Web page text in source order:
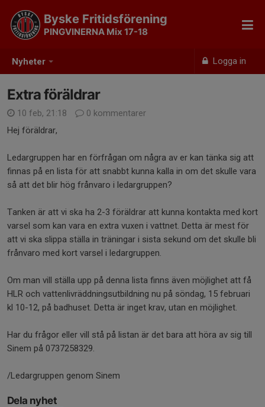
Nyheter Logga in
Byske Fritidsförening
PINGVINERNA Mix 17-18
Extra föräldrar
10 feb, 21:18
0 kommentarer
Hej föräldrar,
Ledargruppen har en förfrågan om några av er kan tänka sig att
finnas på en lista för att snabbt kunna kalla in om det skulle vara
så att det blir hög frånvaro i ledargruppen?
Tanken är att vi ska ha 2-3 föräldrar att kunna kontakta med kort
varsel som kan vara en extra vuxen i vattnet. Detta är mest för
att vi ska slippa ställa in träningar i sista sekund om det skulle bli
frånvaro med kort varsel i ledargruppen.
Om man vill ställa upp på denna lista finns även möjlighet att få
HLR och vattenlivräddningsutbildning nu på söndag, 15 februari
kl 10-12, på badhuset. Detta är inget krav, utan en möjlighet.
Har du frågor eller vill stå på listan är det bara att höra av sig till
Sinem på 0737258329.
/Ledargruppen genom Sinem
Dela nyhet